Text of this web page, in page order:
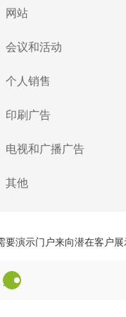
网站
会议和活动
个人销售
印刷广告
电视和广播广告
其他
要演示门户来向潜在客户展
是